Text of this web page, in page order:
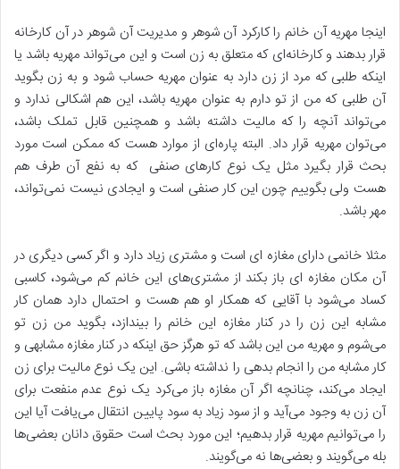
اینجا مهریه آن خانم را کارکرد آن شوهر و مدیریت آن شوهر در آن کارخانه
قرار بدهند و کارخانه‌ای که متعلق به زن است و این می‌تواند مهریه باشد یا
اینکه طلبی که مرد از زن دارد به عنوان مهریه حساب شود و به زن بگوید
آن طلبی که من از تو دارم به عنوان مهریه باشد، این هم اشکالی ندارد و
می‌تواند آنچه را که مالیت داشته باشد و همچنین قابل تملک باشد،
می‌توان مهریه قرار داد. البته پاره‌ای از موارد هست که ممکن است مورد
بحث قرار بگیرد مثل یک نوع کارهای صنفی که به نفع آن طرف هم
هست ولی بگوییم چون این کار صنفی است و ایجادی نیست نمی‌تواند،
مهر باشد.
مثلا خانمی دارای مغازه ای است و مشتری زیاد دارد و اگر کسی دیگری در
آن مکان مغازه ای باز بکند از مشتری‌های این خانم کم می‌شود، کاسبی
کساد می‌شود با آقایی که همکار او هم هست و احتمال دارد همان کار
مشابه این زن را در کنار مغازه این خانم را بیندازد، بگوید من زن تو
می‌شوم و مهریه من این باشد که تو هرگز حق اینکه در کنار مغازه مشابهی و
کار مشابه من را انجام بدهی را نداشته باشی. این یک نوع مالیت برای زن
ایجاد می‌کند، چنانچه اگر آن مغازه باز می‌کرد یک نوع عدم منفعت برای
آن زن به وجود می‌آید و از سود زیاد به سود پایین انتقال می‌یافت آیا این
را می‌توانیم مهریه قرار بدهیم؛ این مورد بحث است حقوق دانان بعضی‌ها
بله می‌گویند و بعضی‌ها نه می‌گویند.